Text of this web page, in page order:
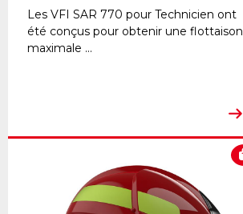
Les VFI SAR 770 pour Technicien ont
été conçus pour obtenir une flottaison
maximale ...